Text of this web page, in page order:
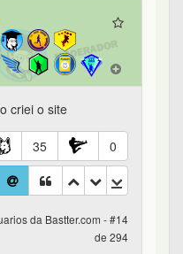
criei o site
35
0
da Bastter.com - #14
de 294